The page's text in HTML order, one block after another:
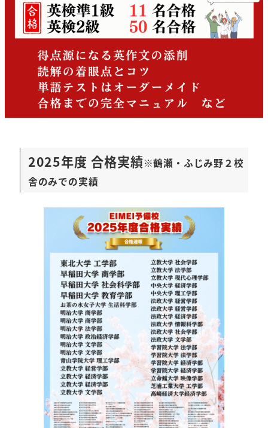
2025年度 合格実績※鶴瀬・ふじみ野２校
舎のみでの実績